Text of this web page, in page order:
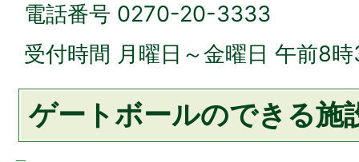
電話番号 0270-20-3333
受付時間 月曜日～金曜日 午前8
ゲートボールのできる施